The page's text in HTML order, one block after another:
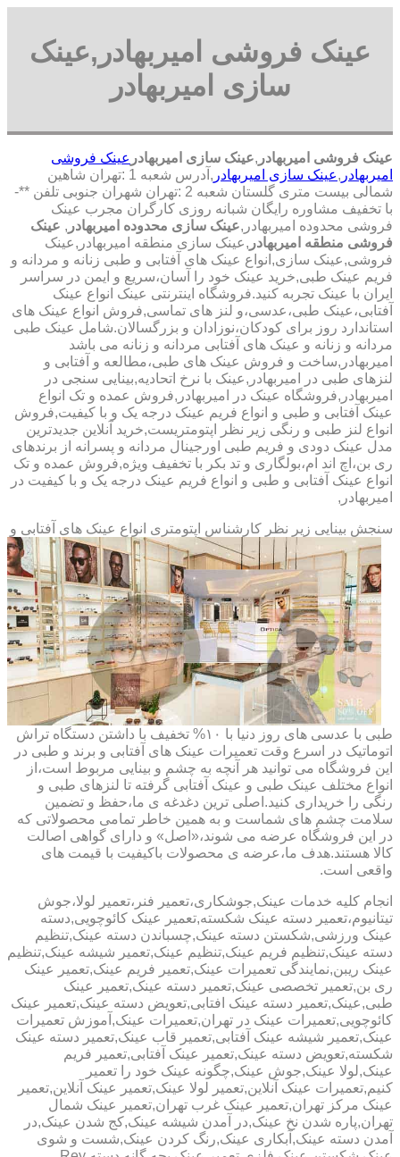
عینک فروشی امیربهادر,عینک
سازی امیربهادر
عینک فروشی امیربهادر ,عینک سازی امیربهادر عینک فروشی
امیربهادر ,عینک سازی امیربهادر
,آدرس شعبه 1 :تهران شاهین
شمالی بیست متری گلستان شعبه 2 :تهران شهران جنوبی تلفن **-
با تخفیف مشاوره رایگان شبانه روزی کارگران مجرب عینک
فروشی محدوده امیربهادر,عینک سازی محدوده امیربهادر , عینک
فروشی منطقه امیربهادر ,عینک سازی منطقه امیربهادر,عینک
فروشی,عینک سازی,انواع عینک های آفتابی و طبی زنانه و مردانه و
فریم عینک طبی,خرید عینک خود را آسان،سریع و ایمن در سراسر
ایران با عینک تجربه کنید.فروشگاه اینترنتی عینک انواع عینک
آفتابی،عینک طبی،عدسی،و لنز های تماسی,فروش انواع عینک های
استاندارد روز برای کودکان،نوزادان و بزرگسالان.شامل عینک طبی
مردانه و زنانه و عینک های آفتابی مردانه و زنانه می باشد
امیربهادر,ساخت و فروش عینک های طبی،مطالعه و آفتابی و
لنزهای طبی در امیربهادر,عینک با نرخ اتحادیه,بینایی سنجی در
امیربهادر,فروشگاه عینک در امیربهادر,فروش عمده و تک انواع
عینک آفتابی و طبی و انواع فریم عینک درجه یک و با کیفیت,فروش
انواع لنز طبی و رنگی زیر نظر اپتومتریست,خرید آنلاین جدیدترین
مدل عینک دودی و فریم طبی اورجینال مردانه و پسرانه از برندهای
ری بن،اچ اند ام،بولگاری و تد بکر با تخفیف ویژه,فروش عمده و تک
انواع عینک آفتابی و طبی و انواع فریم عینک درجه یک و با کیفیت در
امیربهادر,
سنجش بینایی زیر نظر کارشناس اپتومتری انواع عینک های آفتابی و
طبی با عدسی های روز دنیا با ۱۰% تخفیف با داشتن دستگاه تراش
اتوماتیک در اسرع وقت تعمیرات عینک های آفتابی و برند و طبی در
این فروشگاه می توانید هر آنچه به چشم و بینایی مربوط است،از
انواع مختلف عینک طبی و عینک آفتابی گرفته تا لنزهای طبی و
رنگی را خریداری کنید.اصلی ترین دغدغه ی ما،حفظ و تضمین
سلامت چشم های شماست و به همین خاطر تمامی محصولاتی که
در این فروشگاه عرضه می شوند،«اصل» و دارای گواهی اصالت
کالا هستند.هدف ما،عرضه ی محصولات باکیفیت با قیمت های
واقعی است.
انجام کلیه خدمات عینک,جوشکاری،تعمیر فنر،تعمیر لولا،جوش
تیتانیوم،تعمیر دسته عینک شکسته,تعمیر عینک کائوچویی,دسته
عینک ورزشی,شکستن دسته عینک,چسباندن دسته عینک,تنظیم
دسته عینک,تنظیم فریم عینک,تنظیم عینک,تعمیر شیشه عینک,تنظیم
عینک ریبن,نمایندگی تعمیرات عینک,تعمیر فریم عینک,تعمیر عینک
ری بن,تعمیر تخصصی عینک,تعمیر دسته عینک,تعمیر عینک
طبی,عینک,تعمیر دسته عینک افتابی,تعویض دسته عینک,تعمیر عینک
کائوچویی,تعمیرات عینک در تهران,تعمیرات عینک,آموزش تعمیرات
عینک,تعمیر شیشه عینک آفتابی,تعمیر قاب عینک,تعمیر دسته عینک
شکسته,تعویض دسته عینک,تعمیر عینک آفتابی,تعمیر فریم
عینک,لولا عینک,جوش عینک,چگونه عینک خود را تعمیر
کنیم,تعمیرات عینک آنلاین,تعمیر لولا عینک,تعمیر عینک آنلاین,تعمیر
عینک مرکز تهران,تعمیر عینک غرب تهران,تعمیر عینک شمال
تهران,پاره شدن نخ عینک,در آمدن شیشه عینک,کج شدن عینک,در
آمدن دسته عینک,آبکاری عینک,رنگ کردن عینک,شست و شوی